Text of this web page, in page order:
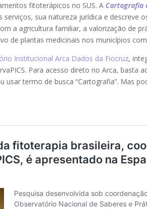
fitoterápicos no SUS. A Cartografia
serviços, sua natureza jurídica e descreve
a agricultura familiar, a valorização de
de plantas medicinais nos municípios
Institucional Arca Dados da Fiocruz,
Para acesso direto no Arca, basta
usar termo de busca “Cartografia”. Mas